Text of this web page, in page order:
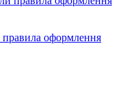
правила оформлення